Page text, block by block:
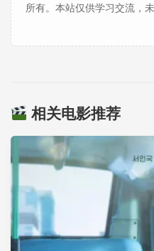
所有。本站仅供学习交流，
相关电影推荐